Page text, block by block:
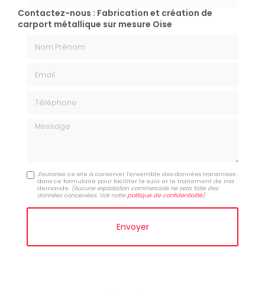
Contactez-nous : Fabrication et création de
carport métallique sur mesure Oise
Message
J'autorise ce site à conserver l'ensemble des données transmises
dans ce formulaire pour faciliter le suivi et le traitement de ma
demande. (Aucune exploitation commerciale ne sera faite des
données concervées. Voir notrepolitique de confidentialité)